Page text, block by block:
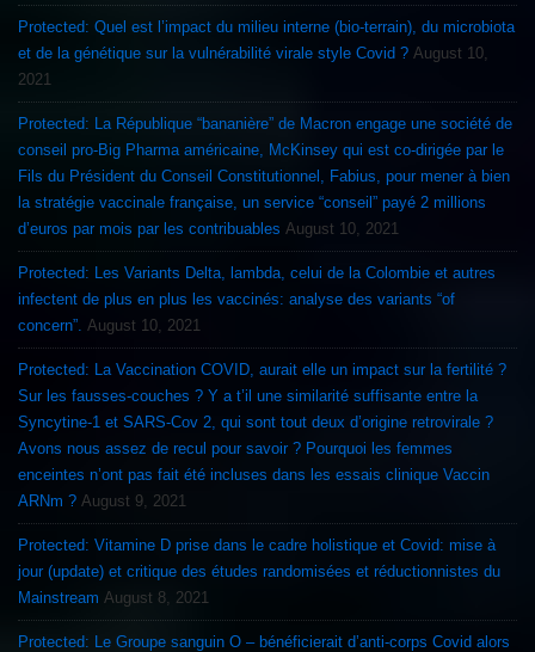
Protected: Quel est l’impact du milieu interne (bio-terrain), du microbiota
et de la génétique sur la vulnérabilité virale style Covid ? August 10,
2021
Protected: La République “bananière” de Macron engage une société de
conseil pro-Big Pharma américaine, McKinsey qui est co-dirigée par le
Fils du Président du Conseil Constitutionnel, Fabius, pour mener à bien
la stratégie vaccinale française, un service “conseil” payé 2 millions
d’euros par mois par les contribuables August 10, 2021
Protected: Les Variants Delta, lambda, celui de la Colombie et autres
infectent de plus en plus les vaccinés: analyse des variants “of
concern”. August 10, 2021
Protected: La Vaccination COVID, aurait elle un impact sur la fertilité ?
Sur les fausses-couches ? Y a t’il une similarité suffisante entre la
Syncytine-1 et SARS-Cov 2, qui sont tout deux d’origine retrovirale ?
Avons nous assez de recul pour savoir ? Pourquoi les femmes
enceintes n’ont pas fait été incluses dans les essais clinique Vaccin
ARNm ? August 9, 2021
Protected: Vitamine D prise dans le cadre holistique et Covid: mise à
jour (update) et critique des études randomisées et réductionnistes du
Mainstream August 8, 2021
Protected: Le Groupe sanguin O – bénéficierait d’anti-corps Covid alors